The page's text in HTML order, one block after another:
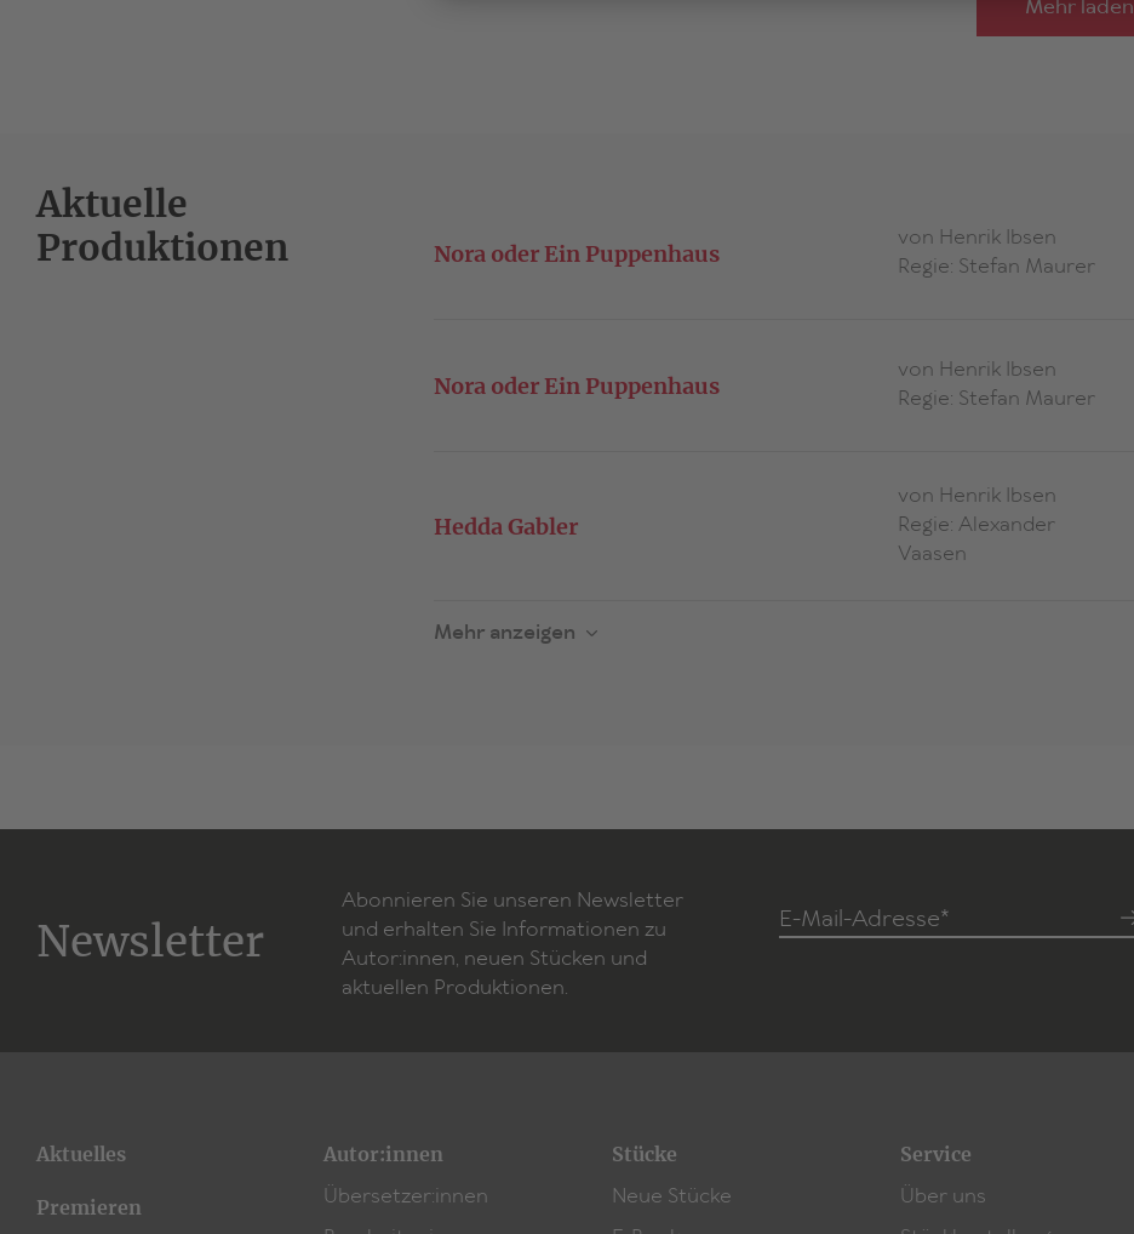
Mehr laden
Aktuelle
Produktionen
Nora oder Ein Puppenhaus
von Henrik Ibsen
Regie: Stefan Maurer
Nora oder Ein Puppenhaus
von Henrik Ibsen
Regie: Stefan Maurer
Hedda Gabler
von Henrik Ibsen
Regie: Alexander
Vaasen
Mehr anzeigen
Newsletter
Abonnieren Sie unseren Newsletter
und erhalten Sie Informationen zu
Autor:innen, neuen Stücken und
aktuellen Produktionen.
E-Mail-Adresse*
Aktuelles
Premieren
Autor:innen
Übersetzer:innen
Stücke
Neue Stücke
Service
Über uns